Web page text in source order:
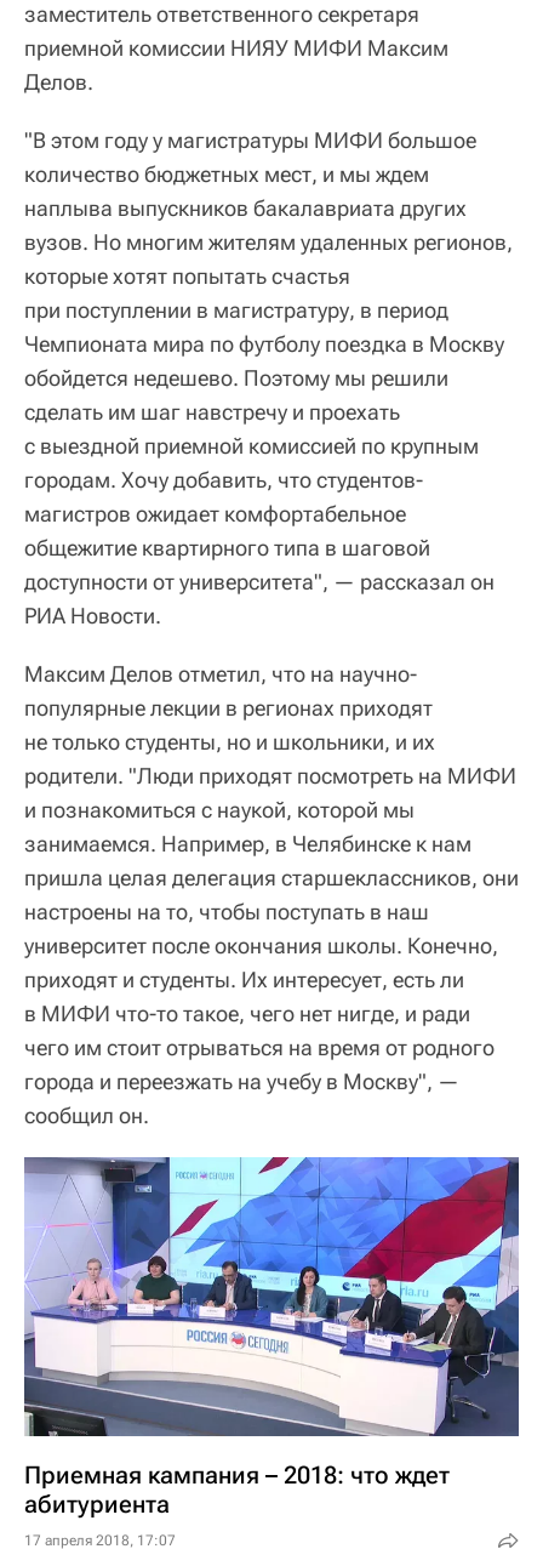
заместитель ответственного секретаря
приемной комиссии НИЯУ МИФИ Максим
Делов.
"В этом году у магистратуры МИФИ большое
количество бюджетных мест, и мы ждем
наплыва выпускников бакалавриата других
вузов. Но многим жителям удаленных регионов,
которые хотят попытать счастья
при поступлении в магистратуру, в период
Чемпионата мира по футболу поездка в Москву
обойдется недешево. Поэтому мы решили
сделать им шаг навстречу и проехать
с выездной приемной комиссией по крупным
городам. Хочу добавить, что студентов-
магистров ожидает комфортабельное
общежитие квартирного типа в шаговой
доступности от университета", — рассказал он
РИА Новости.
Максим Делов отметил, что на научно-
популярные лекции в регионах приходят
не только студенты, но и школьники, и их
родители. "Люди приходят посмотреть на МИФИ
и познакомиться с наукой, которой мы
занимаемся. Например, в Челябинске к нам
пришла целая делегация старшеклассников, они
настроены на то, чтобы поступать в наш
университет после окончания школы. Конечно,
приходят и студенты. Их интересует, есть ли
в МИФИ что-то такое, чего нет нигде, и ради
чего им стоит отрываться на время от родного
города и переезжать на учебу в Москву", —
сообщил он.
Приемная кампания – 2018: что ждет
абитуриента
17 апреля 2018, 17:07